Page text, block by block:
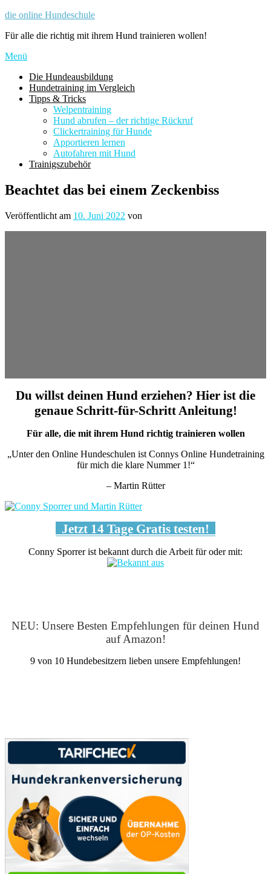
Zum
springen
die online Hundeschule
Für alle die richtig mit ihrem Hund trainieren wollen!
Menü
Die Hundeausbildung
Hundetraining im Vergleich
Tipps & Tricks
Welpentraining
Hund abrufen – der richtige Rückruf
Clickertraining für Hunde
Apportieren lernen
Autofahren mit Hund
Trainigszubehör
Beachtet das bei einem Zeckenbiss
Veröffentlicht am 10. Juni 2022 von
Du willst deinen Hund erziehen? Hier ist die
genaue Schritt-für-Schritt Anleitung!
Für alle, die mit ihrem Hund richtig trainieren wollen
„Unter den Online Hundeschulen ist Connys Online Hundetraining
für mich die klare Nummer 1!“
– Martin Rütter
Jetzt 14 Tage Gratis testen!
Conny Sporrer ist bekannt durch die Arbeit für oder mit:
NEU: Unsere Besten Empfehlungen für deinen Hund
auf Amazon!
9 von 10 Hundebesitzern lieben unsere Empfehlungen!